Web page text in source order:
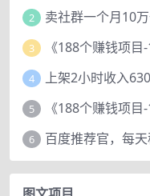
2 卖社群一个月10
3
4
5
6 百度推荐官，每